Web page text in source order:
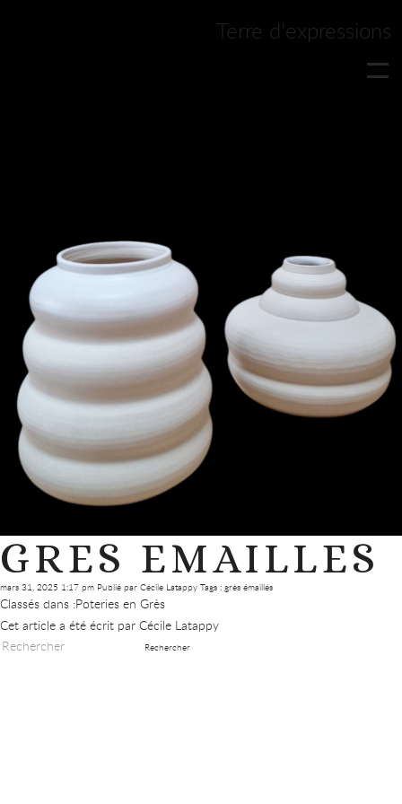
Terre d'expressions
GRES EMAILLES
mars 31, 2025 1:17 pm Publié par Cécile Latappy Tags : grès émaillés
Classés dans :Poteries en Grès
Cet article a été écrit par Cécile Latappy
Rechercher